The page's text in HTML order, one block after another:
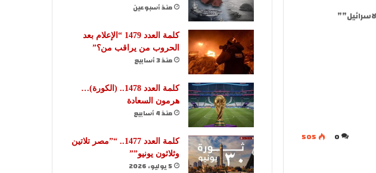
0
505
منذ أسبوعين
كلمة العدد 1479 “الإعلام بعد
الحروب من يراقب من؟”
منذ 3 أسابيع
كلمة العدد 1478.. (الكورة)…
هرمون السعادة
منذ 4 أسابيع
كلمة العدد 1477.. “”مصر تلاتين
وثلاثون يونيو””
5 يوليو، 2026